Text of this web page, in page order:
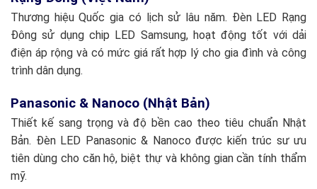
Thương hiệu Quốc gia có lịch sử lâu năm. Đèn LED Rạng
Đông sử dụng chip LED Samsung, hoạt động tốt với dải
điện áp rộng và có mức giá rất hợp lý cho gia đình và công
trình dân dụng.
Panasonic & Nanoco (Nhật Bản)
Thiết kế sang trọng và độ bền cao theo tiêu chuẩn Nhật
Bản. Đèn LED Panasonic & Nanoco được kiến trúc sư ưu
tiên dùng cho căn hộ, biệt thự và không gian cần tính thẩm
mỹ.